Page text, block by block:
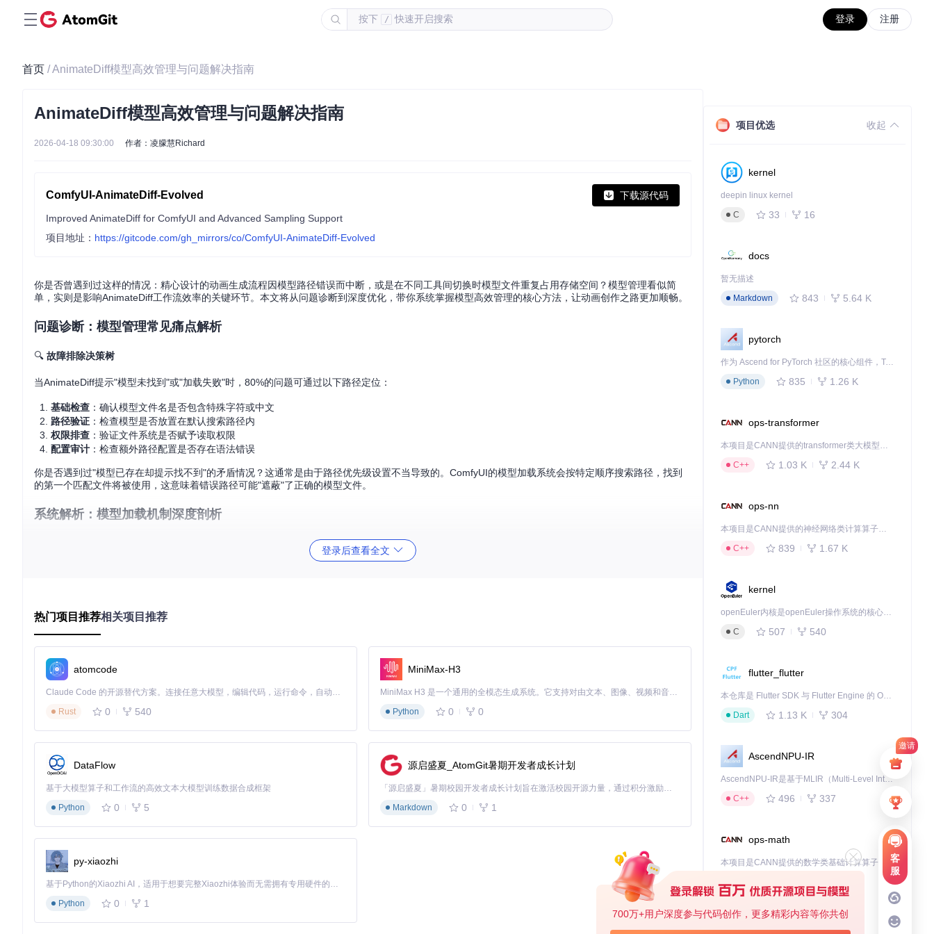
按下 / 快速开启搜索 登录 注册
邀请
客
服
700万+用户深度参与代码创作，更多精彩内容等你共创
首页 / AnimateDiff模型高效管理与问题解决指南
AnimateDiff模型高效管理与问题解决指南
2026-04-18 09:30:00 作者：凌朦慧Richard
ComfyUI-AnimateDiff-Evolved 下载源代码
Improved AnimateDiff for ComfyUI and Advanced Sampling Support
项目地址： https://gitcode.com/gh_mirrors/co/ComfyUI-AnimateDiff-Evolved
你是否曾遇到过这样的情况：精心设计的动画生成流程因模型路径错误而中断，或是在不同工具间切换时模型文件重复占用存储空间？模型管理看似简
单，实则是影响AnimateDiff工作流效率的关键环节。本文将从问题诊断到深度优化，带你系统掌握模型高效管理的核心方法，让动画创作之路更加顺畅。
问题诊断：模型管理常见痛点解析
🔍 故障排除决策树
当AnimateDiff提示"模型未找到"或"加载失败"时，80%的问题可通过以下路径定位：
基础检查 ：确认模型文件名是否包含特殊字符或中文
路径验证 ：检查模型是否放置在默认搜索路径内
权限排查 ：验证文件系统是否赋予读取权限
配置审计 ：检查额外路径配置是否存在语法错误
你是否遇到过"模型已存在却提示找不到"的矛盾情况？这通常是由于路径优先级设置不当导致的。ComfyUI的模型加载系统会按特定顺序搜索路径，找到
的第一个匹配文件将被使用，这意味着错误路径可能"遮蔽"了正确的模型文件。
系统解析：模型加载机制深度剖析
要解决模型管理问题，首先需要理解ComfyUI-AnimateDiff的路径搜索机制：
加载第一个匹配的模型文件
创新方案：多场景模型管理策略
针对不同使用场景，我们提供三种创新管理方案：
运动模型：ComfyUI/models/animatediff_models/
运动LoRA：
多工具共享方案 适合同时使用Stable Diffusion WebUI的用户，通过 extra_model_paths.yaml 实现跨工具共享：
animatediff_models:
- "stable-diffusion-webui/extensions/sd-webui-animatediff/model"
- "ComfyUI/models/animatediff_models"
登录后查看全文
热门项目推荐相关项目推荐
atomcode
Claude Code 的开源替代方案。连接任意大模型，编辑代码，运行命令，自动验证 — 全自动执行。用 Rust 构建，极致性能。 ｜ An open-source alternative to Claude Code. Connect any LLM, edit code, run commands, and verify changes — autonomously. Built in Rust for speed. Get Started
Rust
0 540
MiniMax-H3
MiniMax H3 是一个通用的全模态生成系统。它支持对由文本、图像、视频和音频组成的多模态上下文进行统一理解，并能生成分辨率高达 2K、时长可达 15 秒的带原生立体声音频的视频。得益于面向任务泛化的系统设计，H3 在预训练阶段就已具备广泛的多模态上下文理解与生成能力，能够出色地执行复杂的多模态指令。
Python
0 0
DataFlow
基于大模型算子和工作流的高效文本大模型训练数据合成框架
Python
0 5
源启盛夏_AtomGit暑期开发者成长计划
「源启盛夏」暑期校园开发者成长计划旨在激活校园开源力量，通过积分激励、认证扶持、资源倾斜等形式，引导高校组织和开发者完成「入驻 — 建项目 — 做贡献 — 获认证 — 得资源」的完整闭环。无论你是想带领社团入驻平台的组织者，还是希望用代码贡献证明自己的开发者，都能在这里找到属于你的成长路径。
Markdown
0 1
py-xiaozhi
基于Python的Xiaozhi AI，适用于想要完整Xiaozhi体验而无需拥有专用硬件的用户。
Python
0 1
项目优选 收起
kernel
deepin linux kernel
C
33 16
docs
暂无描述
Markdown
843 5.64 K
pytorch
作为 Ascend for PyTorch 社区的核心组件，TorchNPU 是昇腾专为 PyTorch 打造的深度学习适配插件，使 PyTorch 框架能够直接调用昇腾 NPU，为开发者提供昇腾 AI 处理器的超强算力。
Python
835 1.26 K
ops-transformer
本项目是CANN提供的transformer类大模型算子库，实现网络在NPU上加速计算。
C++
1.03 K 2.44 K
ops-nn
本项目是CANN提供的神经网络类计算算子库，实现网络在NPU上加速计算。
C++
839 1.67 K
kernel
openEuler内核是openEuler操作系统的核心，既是系统性能与稳定性的基石，也是连接处理器、设备与服务的桥梁。
C
507 540
flutter_flutter
本仓库是 Flutter SDK 与 Flutter Engine 的 OpenHarmony 适配版本，由 CPF-Flutter 团队维护。开发者可使用熟悉的 Flutter 技术栈开发 OpenHarmony 应用，3.35.7 及以后的适配版本可基于本仓库源码构建支持 OpenHarmony 的 Flutter Engine。
Dart
1.13 K 304
AscendNPU-IR
AscendNPU-IR是基于MLIR（Multi-Level Intermediate Representation）构建的，面向昇腾亲和算子编译时使用的中间表示，提供昇腾完备表达能力，通过编译优化提升昇腾AI处理器计算效率，支持通过生态框架使能昇腾AI处理器与深度调优
C++
496 337
ops-math
C++
jiuwenswarm